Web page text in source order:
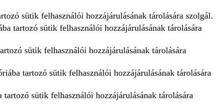
sütik felhasználói hozzájárulásának tárolására szolgál.
tartozó sütik felhasználói hozzájárulásának tárolására
sütik felhasználói hozzájárulásának tárolására
tartozó sütik felhasználói hozzájárulásának tárolására
sütik felhasználói hozzájárulásának tárolására